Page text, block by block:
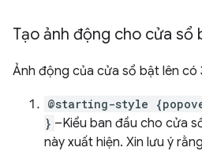
Tạo ảnh động cho cửa sổ
Ảnh động của cửa sổ bật lên có
@starting-style
} –Kiểu ban đầu cho cửa
này xuất hiện. Xin lưu ý